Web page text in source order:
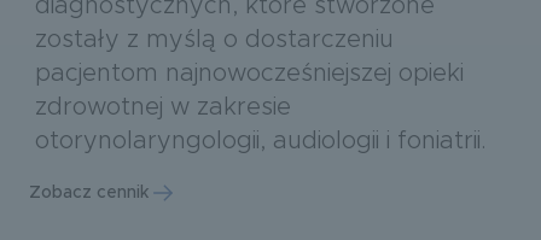
diagnostycznych, które stworzone
zostały z myślą o dostarczeniu
pacjentom najnowocześniejszej opieki
zdrowotnej w zakresie
otorynolaryngologii, audiologii i foniatrii.
Zobacz cennik